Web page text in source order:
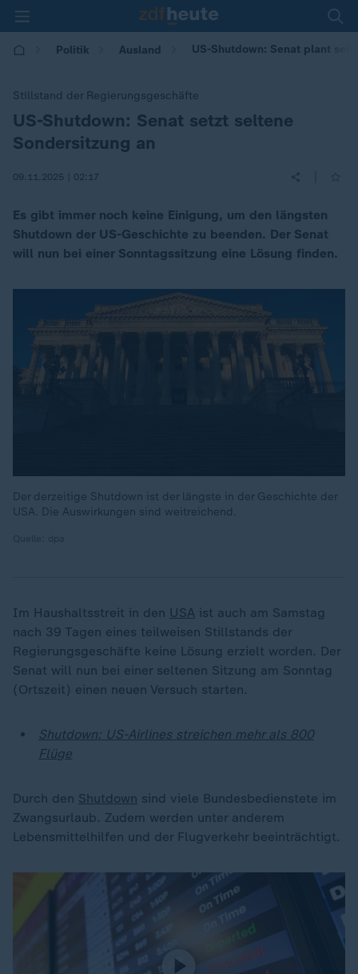
Politik Ausland US-Shutdown: Senat plant
Stillstand der Regierungsgeschäfte
:US-Shutdown: Senat setzt seltene
Sondersitzung an
09.11.2025 | 02:17
Es gibt immer noch keine Einigung, um den längsten
Shutdown der US-Geschichte zu beenden. Der Senat
will nun bei einer Sonntagssitzung eine Lösung finden.
Der derzeitige Shutdown ist der längste in der Geschichte der
USA. Die Auswirkungen sind weitreichend.
Im Haushaltsstreit in den USA ist auch am Samstag
nach 39 Tagen eines teilweisen Stillstands der
Regierungsgeschäfte keine Lösung erzielt worden. Der
Senat will nun bei einer seltenen Sitzung am Sonntag
(Ortszeit) einen neuen Versuch starten.
Shutdown: US-Airlines streichen mehr als 800
Flüge
Durch den Shutdown sind viele Bundesbedienstete im
Zwangsurlaub. Zudem werden unter anderem
Lebensmittelhilfen und der Flugverkehr beeinträchtigt.